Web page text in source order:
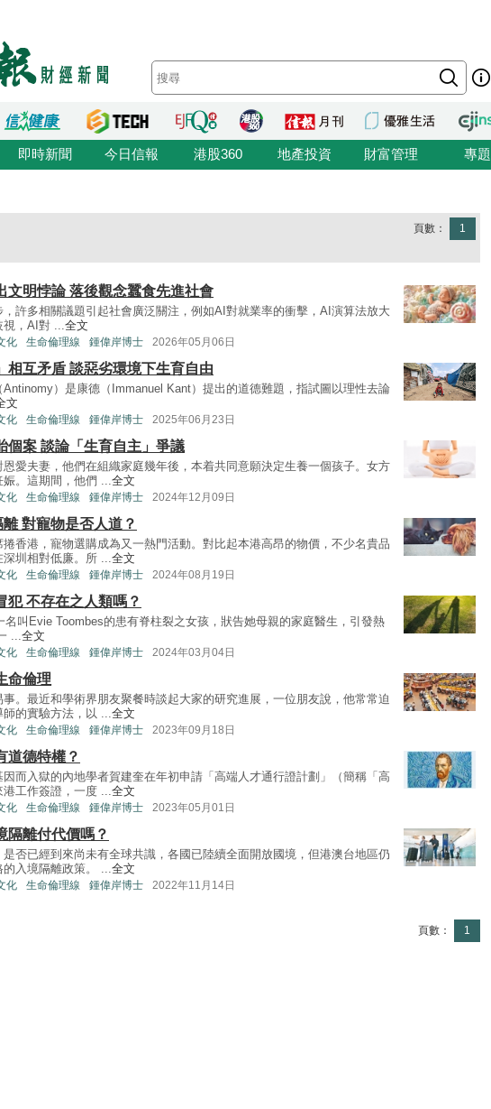
即時新聞 今日信報 港股360 地產投資 財富管理 專題
頁數： 1
文明悖論 落後觀念蠶食先進社會
，許多相關議題引起社會廣泛關注，例如AI對就業率的衝擊，AI演算法放大
視，AI對 ...全文
化 生命倫理線 鍾偉岸博士 2026年05月06日
相互矛盾 談惡劣環境下生育自由
Antinomy）是康德（Immanuel Kant）提出的道德難題，指試圖以理性去論
文
化 生命倫理線 鍾偉岸博士 2025年06月23日
個案 談論「生育自主」爭議
愛夫妻，他們在組織家庭幾年後，本着共同意願決定生養一個孩子。女方
娠。這期間，他們 ...全文
化 生命倫理線 鍾偉岸博士 2024年12月09日
對寵物是否人道？
捲香港，寵物選購成為又一熱門活動。對比起本港高昂的物價，不少名貴品
圳相對低廉。所 ...全文
化 生命倫理線 鍾偉岸博士 2024年08月19日
犯 不存在之人類嗎？
名叫Evie Toombes的患有脊柱裂之女孩，狀告她母親的家庭醫生，引發熱
...全文
化 生命倫理線 鍾偉岸博士 2024年03月04日
命倫理
。最近和學術界朋友聚餐時談起大家的研究進展，一位朋友說，他常常迫
的實驗方法，以 ...全文
化 生命倫理線 鍾偉岸博士 2023年09月18日
道德特權？
因而入獄的內地學者賀建奎在年初申請「高端人才通行證計劃」（簡稱「高
工作簽證，一度 ...全文
化 生命倫理線 鍾偉岸博士 2023年05月01日
隔離付代價嗎？
是否已經到來尚未有全球共識，各國已陸續全面開放國境，但港澳台地區仍
入境隔離政策。 ...全文
化 生命倫理線 鍾偉岸博士 2022年11月14日
頁數： 1